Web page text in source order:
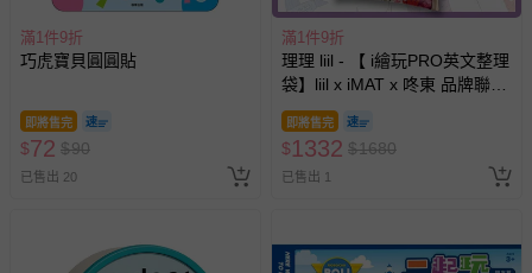
滿1件9折
巧虎寶貝圓圓貼
即將售完
$72 $90
已售出 20
滿1件9折
理理 liil - 【 i繪玩PRO英文整理
袋】liil x iMAT x 咚東 品牌聯名
商品 (一組)
即將售完
$1332 $1680
已售出 1